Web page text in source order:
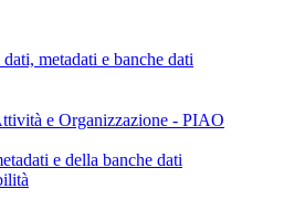
metadati e banche dati
e Organizzazione - PIAO
e della banche dati